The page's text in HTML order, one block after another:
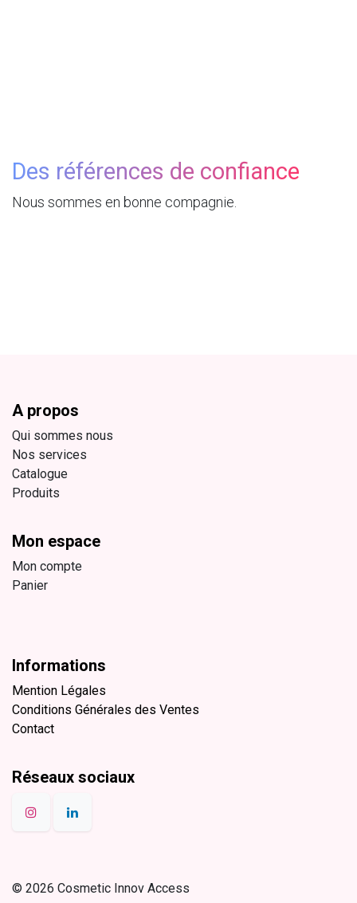
Des références de confiance
Nous sommes en bonne compagnie.
A propos
Qui sommes nous
Nos services
Catalogue
Produits
Mon espace
Mon compte
Panier
Informations
Mention Légales
Conditions Générales des Ventes
Contact
Réseaux sociaux
© 2026 Cosmetic Innov Access